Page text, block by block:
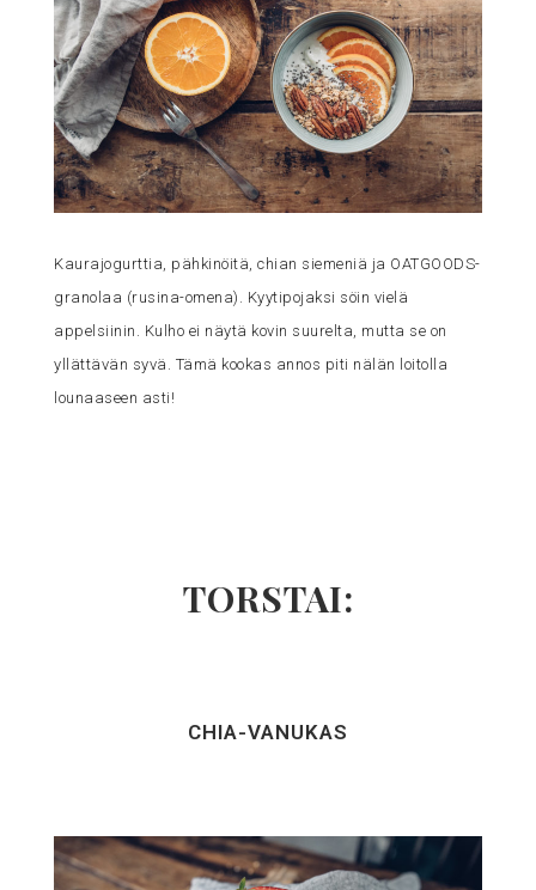
Kaurajogurttia, pähkinöitä, chian siemeniä ja OATGOODS-
granolaa (rusina-omena). Kyytipojaksi söin vielä
appelsiinin. Kulho ei näytä kovin suurelta, mutta se on
yllättävän syvä. Tämä kookas annos piti nälän loitolla
lounaaseen asti!
TORSTAI:
CHIA-VANUKAS